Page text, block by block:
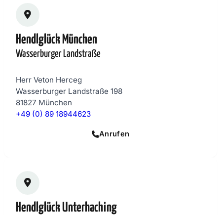
Hendlglück München
Wasserburger Landstraße
Herr Veton Herceg
Wasserburger Landstraße 198
81827 München
+49 (0) 89 18944623
Anrufen
Hendlglück Unterhaching